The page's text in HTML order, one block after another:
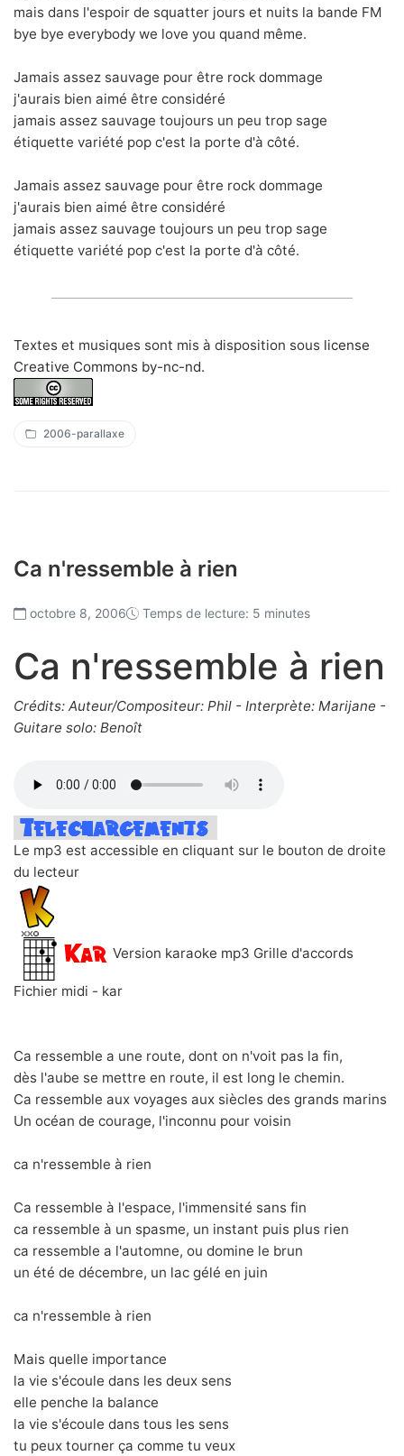
mais dans l'espoir de squatter jours et nuits la bande FM
bye bye everybody we love you quand même.
Jamais assez sauvage pour être rock dommage
j'aurais bien aimé être considéré
jamais assez sauvage toujours un peu trop sage
étiquette variété pop c'est la porte d'à côté.
Jamais assez sauvage pour être rock dommage
j'aurais bien aimé être considéré
jamais assez sauvage toujours un peu trop sage
étiquette variété pop c'est la porte d'à côté.
Textes et musiques sont mis à disposition sous license
Creative Commons by-nc-nd.
2006-parallaxe
Ca n'ressemble à rien
octobre 8, 2006 Temps de lecture: 5 minutes
Ca n'ressemble à rien
Crédits: Auteur/Compositeur: Phil - Interprète: Marijane -
Guitare solo: Benoît
Le mp3 est accessible en cliquant sur le bouton de droite
du lecteur
Version karaoke mp3 Grille d'accords
Fichier midi - kar
Ca ressemble a une route, dont on n'voit pas la fin,
dès l'aube se mettre en route, il est long le chemin.
Ca ressemble aux voyages aux siècles des grands marins
Un océan de courage, l'inconnu pour voisin
ca n'ressemble à rien
Ca ressemble à l'espace, l'immensité sans fin
ca ressemble à un spasme, un instant puis plus rien
ca ressemble a l'automne, ou domine le brun
un été de décembre, un lac gélé en juin
ca n'ressemble à rien
Mais quelle importance
la vie s'écoule dans les deux sens
elle penche la balance
la vie s'écoule dans tous les sens
tu peux tourner ça comme tu veux